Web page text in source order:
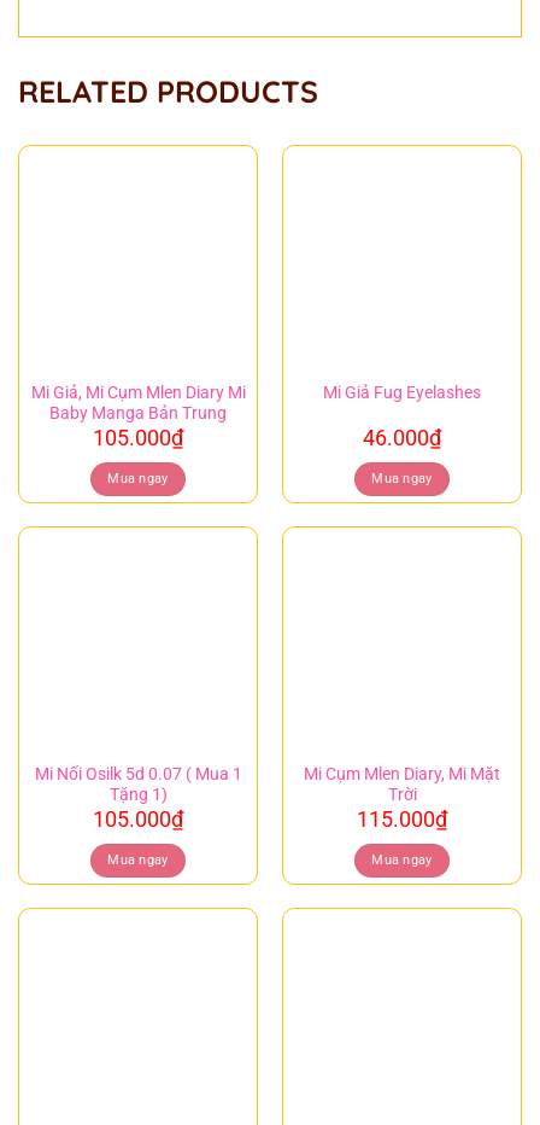
RELATED PRODUCTS
Mi Giả, Mi Cụm Mlen Diary Mi
Baby Manga Bản Trung
105.000₫
Mua ngay
Mi Giả Fug Eyelashes
46.000₫
Mua ngay
Mi Nối Osilk 5d 0.07 ( Mua 1
Tặng 1)
105.000₫
Mua ngay
Mi Cụm Mlen Diary, Mi Mặt
Trời
115.000₫
Mua ngay